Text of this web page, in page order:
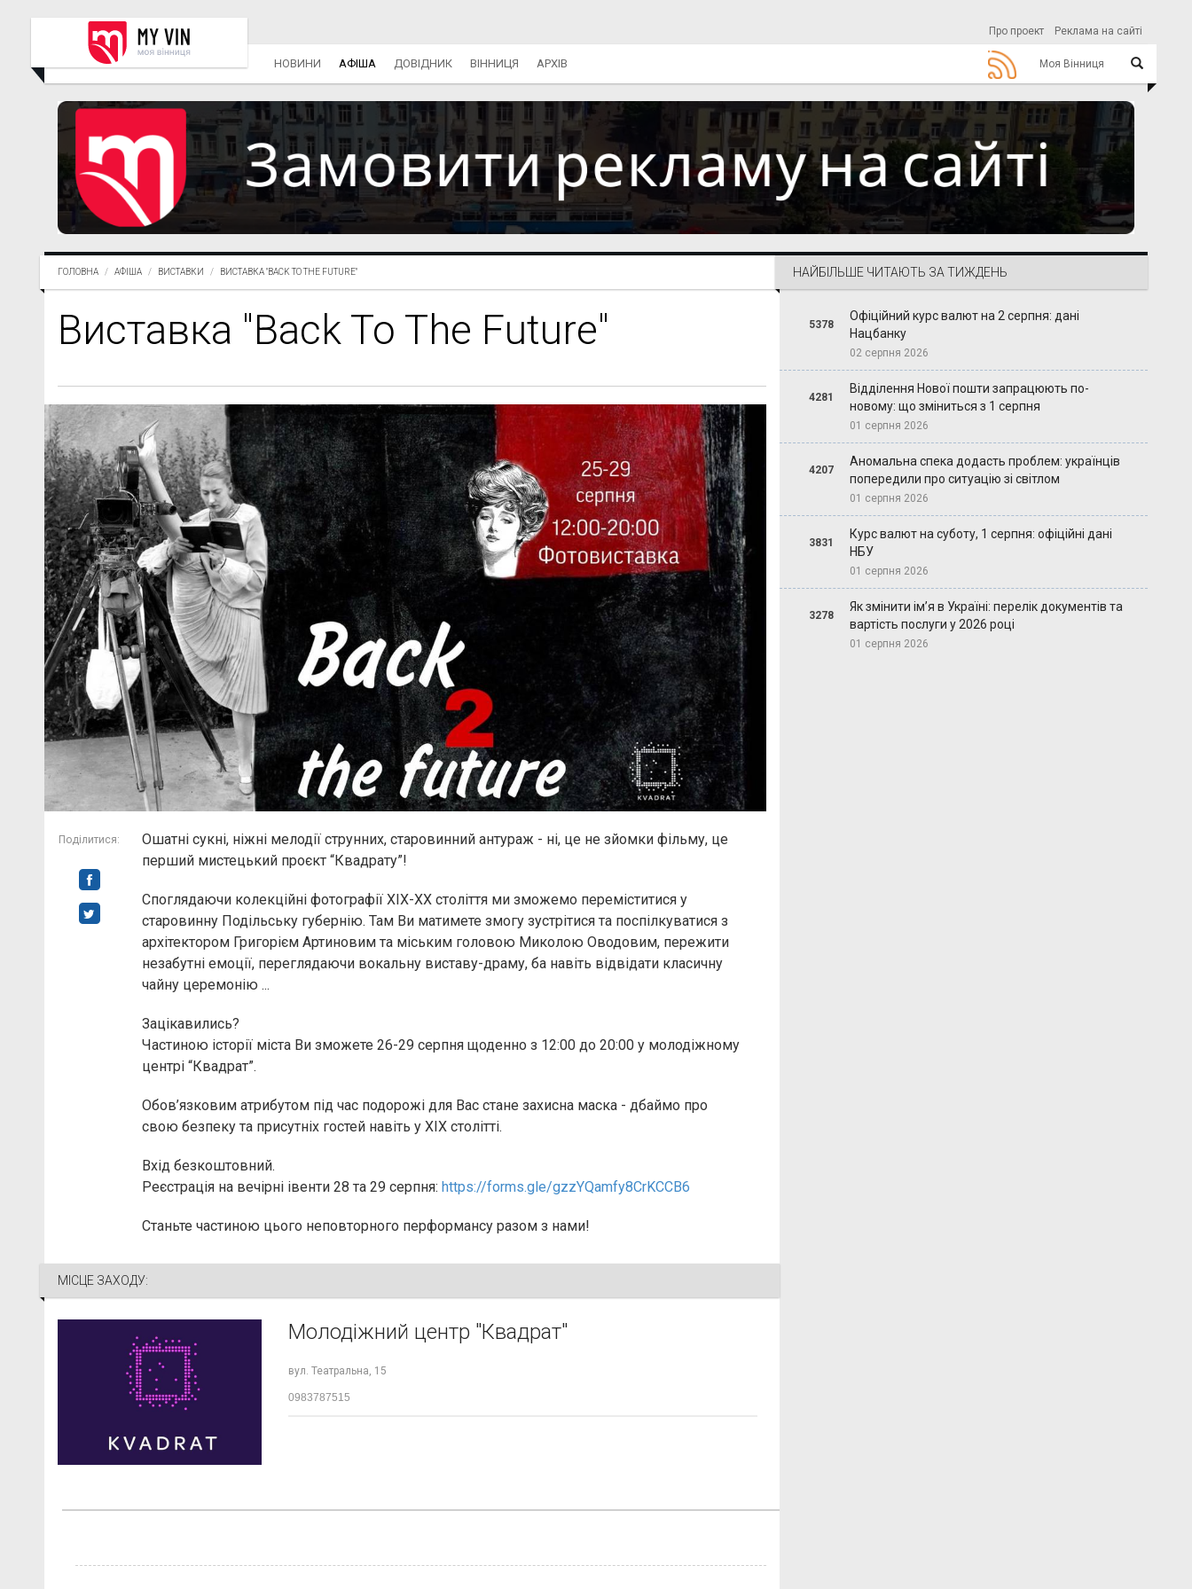
Про проект Реклама на сайті
Моя Вінниця
НОВИНИ АФІША ДОВІДНИК ВІННИЦЯ АРХІВ
ГОЛОВНА АФІША ВИСТАВКИ ВИСТАВКА "BACK TO THE FUTURE"
Виставка "Back To The Future"
Поділитися:
Ошатні сукні, ніжні мелодії струнних, старовинний антураж - ні, це не зйомки фільму, це
перший мистецький проєкт “Квадрату”!
Споглядаючи колекційні фотографії ХІХ-ХХ століття ми зможемо переміститися у
старовинну Подільську губернію. Там Ви матимете змогу зустрітися та поспілкуватися з
архітектором Григорієм Артиновим та міським головою Миколою Оводовим, пережити
незабутні емоції, переглядаючи вокальну виставу-драму, ба навіть відвідати класичну
чайну церемонію ...
Зацікавились?
Частиною історії міста Ви зможете 26-29 серпня щоденно з 12:00 до 20:00 у молодіжному
центрі “Квадрат”.
Обов’язковим атрибутом під час подорожі для Вас стане захисна маска - дбаймо про
свою безпеку та присутніх гостей навіть у ХІХ столітті.
Вхід безкоштовний.
Реєстрація на вечірні івенти 28 та 29 серпня: https://forms.gle/gzzYQamfy8CrKCCB6
Станьте частиною цього неповторного перформансу разом з нами!
МІСЦЕ ЗАХОДУ:
Молодіжний центр "Квадрат"
вул. Театральна, 15
0983787515
НАЙБІЛЬШЕ ЧИТАЮТЬ ЗА ТИЖДЕНЬ
5378
Офіційний курс валют на 2 серпня: дані
Нацбанку
02 серпня 2026
4281
Відділення Нової пошти запрацюють по-
новому: що зміниться з 1 серпня
01 серпня 2026
4207
Аномальна спека додасть проблем: українців
попередили про ситуацію зі світлом
01 серпня 2026
3831
Курс валют на суботу, 1 серпня: офіційні дані
НБУ
01 серпня 2026
3278
Як змінити ім’я в Україні: перелік документів та
вартість послуги у 2026 році
01 серпня 2026